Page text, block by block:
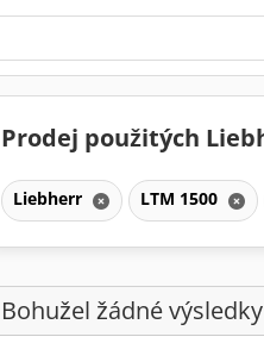
Prodej použitých
Liebherr LTM 1500
Bohužel žádné